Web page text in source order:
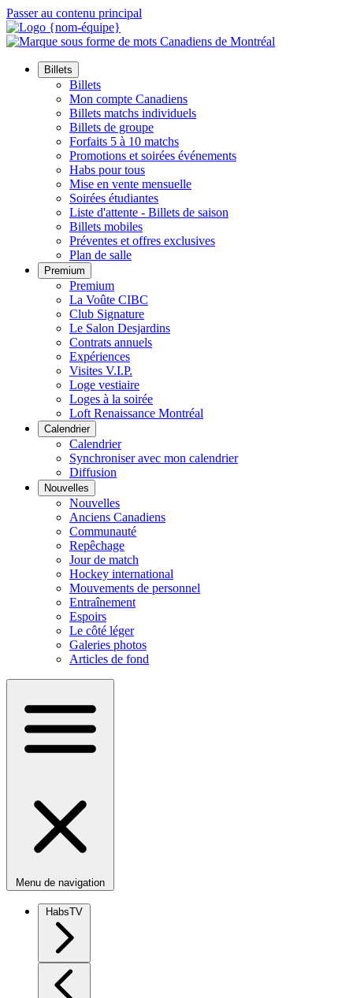
Passer au contenu principal
Billets
Billets
Mon compte Canadiens
Billets matchs individuels
Billets de groupe
Forfaits 5 à 10 matchs
Promotions et soirées événements
Habs pour tous
Mise en vente mensuelle
Soirées étudiantes
Liste d'attente - Billets de saison
Billets mobiles
Préventes et offres exclusives
Plan de salle
Premium
Premium
La Voûte CIBC
Club Signature
Le Salon Desjardins
Contrats annuels
Expériences
Visites V.I.P.
Loge vestiaire
Loges à la soirée
Loft Renaissance Montréal
Calendrier
Calendrier
Synchroniser avec mon calendrier
Diffusion
Nouvelles
Nouvelles
Anciens Canadiens
Communauté
Repêchage
Jour de match
Hockey international
Mouvements de personnel
Entraînement
Espoirs
Le côté léger
Galeries photos
Articles de fond
Menu de navigation
HabsTV